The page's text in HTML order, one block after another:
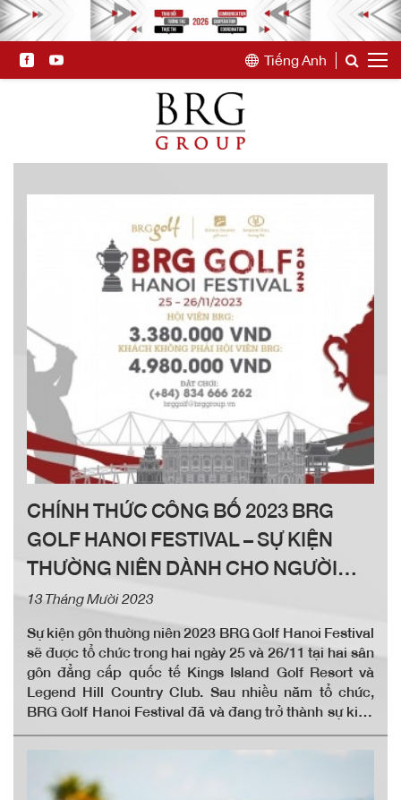
Tiếng Anh
CHÍNH THỨC CÔNG BỐ 2023 BRG
GOLF HANOI FESTIVAL – SỰ KIỆN
THƯỜNG NIÊN DÀNH CHO NGƯỜI
YÊU DU LỊCH GÔN TRONG NƯỚC VÀ
QUỐC TẾ
13 Tháng Mười 2023
Sự kiện gôn thường niên 2023 BRG Golf Hanoi Festival
sẽ được tổ chức trong hai ngày 25 và 26/11 tại hai sân
gôn đẳng cấp quốc tế Kings Island Golf Resort và
Legend Hill Country Club. Sau nhiều năm tổ chức,
BRG Golf Hanoi Festival đã và đang trở thành sự kiện
quen thuộc được đón chờ trong năm của cộng đồng
người yêu du lịch gôn trong nước và quốc tế dành cho
môn thể thao tinh hoa gần 600 năm tuổi của thế giới
này.